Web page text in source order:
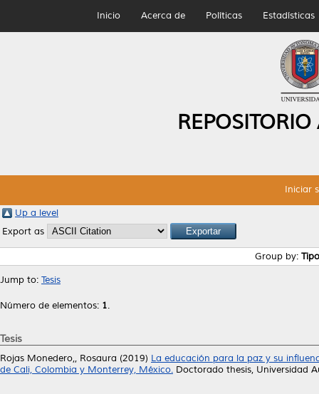
Inicio Acerca de Políticas Estadísticas
Iniciar
Up a level
Export as
Group by:
Jump to: Tesis
Número de elementos: 1.
Tesis
Rojas Monedero,, Rosaura (2019) La educación para la paz y su
de Cali, Colombia y Monterrey, México. Doctorado thesis, Universidad